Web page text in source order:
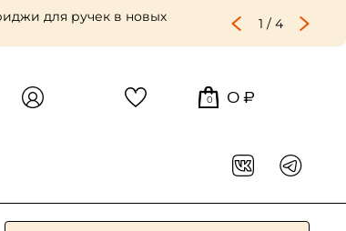
для ручек в новых
1 / 4
0 0 ₽